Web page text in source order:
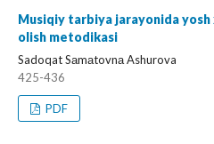
Musiqiy tarbiya jarayonida
olish metodikasi
Sadoqat Sаmаtovnа Ashurova
425-436
PDF